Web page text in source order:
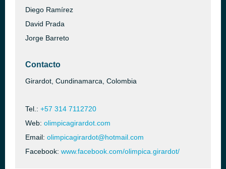
Diego Ramírez
David Prada
Jorge Barreto
Contacto
Girardot, Cundinamarca, Colombia
Tel.: +57 314 7112720
Web: olimpicagirardot.com
Email: olimpicagirardot@hotmail.com
Facebook: www.facebook.com/olimpica.girardot/